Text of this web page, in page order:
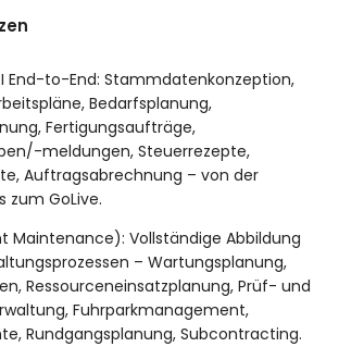
End-to-End: Stammdatenkonzeption,
Bedarfsplanung,
Fertigungsaufträge,
meldungen, Steuerrezepte,
Auftragsabrechnung – von der
zum GoLive.
Maintenance): Vollständige Abbildung
– Wartungsplanung,
Ressourceneinsatzplanung, Prüf- und
Fuhrparkmanagement,
Rundgangsplanung, Subcontracting.